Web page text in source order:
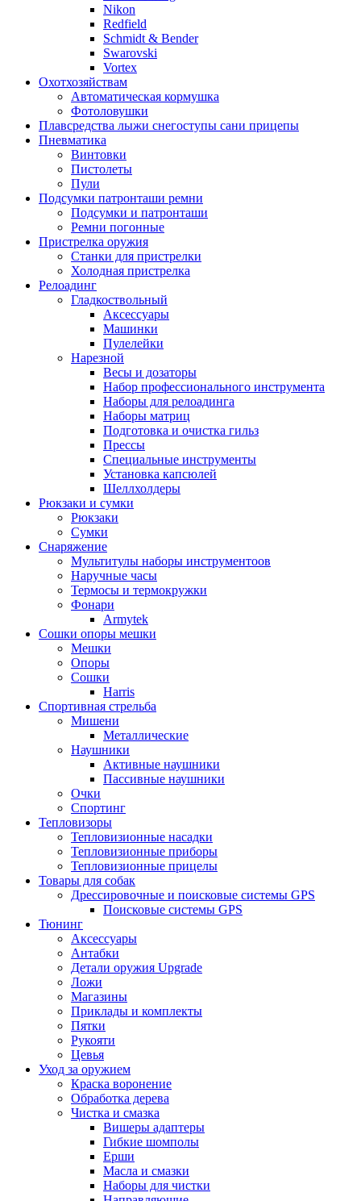
Nikon
Redfield
Schmidt & Bender
Swarovski
Vortex
Охотхозяйствам
Автоматическая кормушка
Фотоловушки
Плавсредства лыжи снегоступы сани прицепы
Пневматика
Винтовки
Пистолеты
Пули
Подсумки патронташи ремни
Подсумки и патронташи
Ремни погонные
Пристрелка оружия
Станки для пристрелки
Холодная пристрелка
Релоадинг
Гладкоствольный
Аксессуары
Машинки
Пулелейки
Нарезной
Весы и дозаторы
Набор профессионального инструмента
Наборы для релоадинга
Наборы матриц
Подготовка и очистка гильз
Прессы
Специальные инструменты
Установка капсюлей
Шеллхолдеры
Рюкзаки и сумки
Рюкзаки
Сумки
Снаряжение
Мультитулы наборы инструментоов
Наручные часы
Термосы и термокружки
Фонари
Armytek
Сошки опоры мешки
Мешки
Опоры
Сошки
Harris
Спортивная стрельба
Мишени
Металлические
Наушники
Активные наушники
Пассивные наушники
Очки
Спортинг
Тепловизоры
Тепловизионные насадки
Тепловизионные приборы
Тепловизионные прицелы
Товары для собак
Дрессировочные и поисковые системы GPS
Поисковые системы GPS
Тюнинг
Аксессуары
Антабки
Детали оружия Upgrade
Ложи
Магазины
Приклады и комплекты
Пятки
Рукояти
Цевья
Уход за оружием
Краска воронение
Обработка дерева
Чистка и смазка
Вишеры адаптеры
Гибкие шомполы
Ерши
Масла и смазки
Наборы для чистки